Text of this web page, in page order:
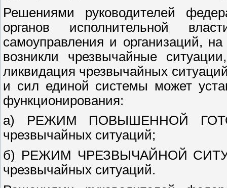
Решениями руководителей
органов исполнительной
самоуправления и организаций,
возникли чрезвычайные
ликвидация чрезвычайных
и сил единой системы может
функционирования:
а) РЕЖИМ ПОВЫШЕННОЙ
чрезвычайных ситуаций;
б) РЕЖИМ ЧРЕЗВЫЧАЙНОЙ
чрезвычайных ситуаций.